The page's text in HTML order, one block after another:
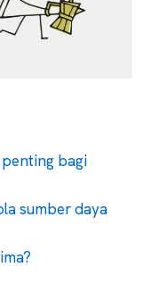
bagi
sumber daya